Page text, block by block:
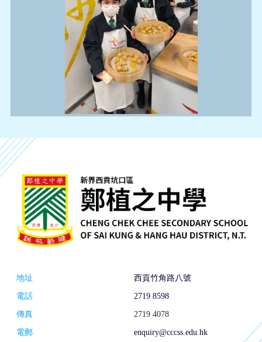
地址
西貢竹角路八號
電話
2719 8598
傳真
2719 4078
電郵
enquiry@cccss.edu.hk